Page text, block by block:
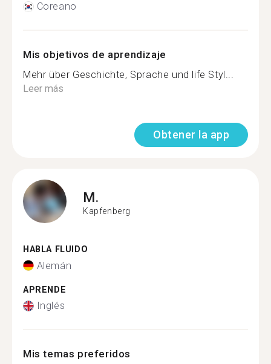
Coreano
Mis objetivos de aprendizaje
Mehr über Geschichte, Sprache und life Styl...
Leer más
Obtener la app
M.
Kapfenberg
HABLA FLUIDO
Alemán
APRENDE
Inglés
Mis temas preferidos